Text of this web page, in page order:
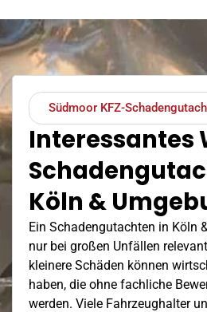
Südmoor KFZ-
Interessantes
Köln &
Ein Schadengutachten in Köln
nur bei großen Unfällen
kleinere Schäden können
haben, die ohne fachliche
werden. Viele Fahrzeughalter